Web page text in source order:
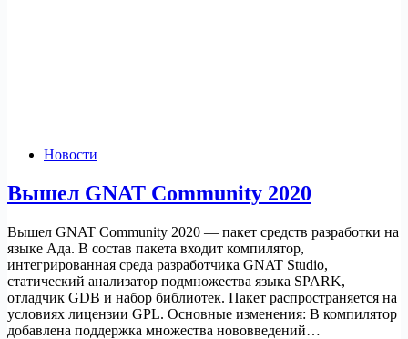
Новости
Вышел GNAT Community 2020
Вышел GNAT Community 2020 — пакет средств разработки на
языке Ада. В состав пакета входит компилятор,
интегрированная среда разработчика GNAT Studio,
статический анализатор подмножества языка SPARK,
отладчик GDB и набор библиотек. Пакет распространяется на
условиях лицензии GPL. Основные изменения: В компилятор
добавлена поддержка множества нововведений…